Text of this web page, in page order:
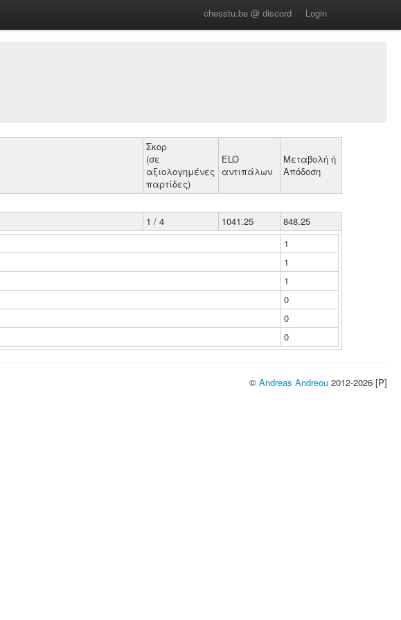
chesstu.be @ discord Login
Σκορ
(σε
αξιολογημένες
παρτίδες)
ELO
αντιπάλων
Μεταβολή ή
Απόδοση
1 / 4 1041.25
848.25
1
1
1
0
0
0
© Andreas Andreou 2012-2026 [P]